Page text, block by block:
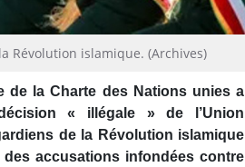
Révolution islamique. (Archives)
de la Charte des Nations unies a
« illégale » de l’Union
de la Révolution islamique
accusations infondées contre